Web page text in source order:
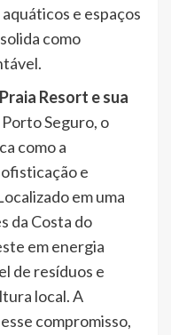
e espaços
como
Resort e sua
Porto Seguro, o
como a
e
em uma
da Costa do
em energia
de resíduos e
local. A
compromisso,